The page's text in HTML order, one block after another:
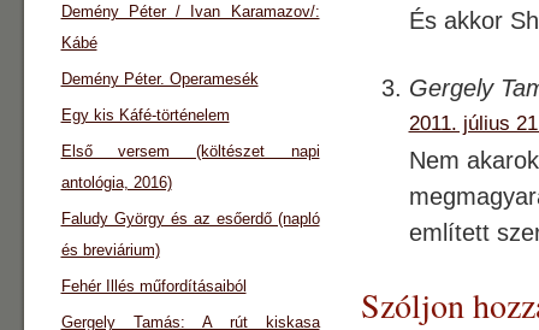
És akkor
Gergely
2011. július
Nem
említett
Szóljon
Demény Péter / Ivan Karamazov/:
Kábé
Demény Péter. Operamesék
Egy kis Káfé-történelem
Első versem (költészet napi
antológia, 2016)
Faludy György és az esőerdő (napló
és breviárium)
Fehér Illés műfordításaiból
Gergely Tamás: A rút kiskasa